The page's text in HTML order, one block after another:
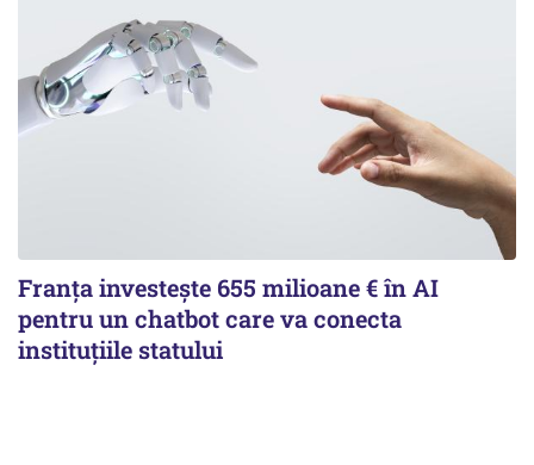
Franța investește 655 milioane € în AI
pentru un chatbot care va conecta
instituţiile statului